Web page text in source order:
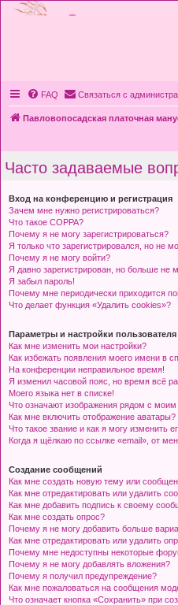
FAQ Связаться с
Павловопосадская платочная
Часто задаваемые
Вход на конференцию и регистрация
Зачем мне нужно регистрироваться?
Что такое COPPA?
Почему я не могу зарегистрироваться?
Я только что зарегистрировался, но не
Почему я не могу войти?
Я давно зарегистрирован, но больше не
Я забыл пароль!
Почему мне периодически приходится
Что делает функция «Удалить cookies»?
Параметры и настройки пользователя
Как мне изменить мои настройки?
Как избежать появления моего имени в
На конференции неправильное время!
Я изменил часовой пояс, но время всё
Моего языка нет в списке!
Что означают изображения рядом с
Как мне включить отображение аватары?
Что такое звание и как я могу изменить
Когда я щёлкаю по ссылке «email», от
Создание сообщений
Как мне создать новую тему или
Как мне отредактировать или удалить
Как мне добавить подпись к своему
Как мне создать опрос?
Почему я не могу добавить больше
Как мне отредактировать или удалить
Почему мне недоступны некоторые
Почему я не могу добавлять вложения?
Почему я получил предупреждение?
Как мне пожаловаться на сообщения
Что означает кнопка «Сохранить» при